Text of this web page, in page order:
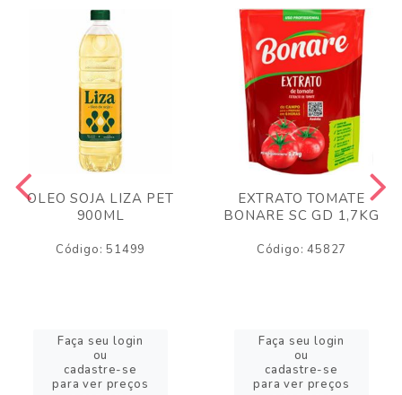
OLEO SOJA LIZA PET
900ML
Código: 51499
Faça seu login
ou
cadastre-se
para ver preços
EXTRATO TOMATE
BONARE SC GD 1,7KG
Código: 45827
Faça seu login
ou
cadastre-se
para ver preços